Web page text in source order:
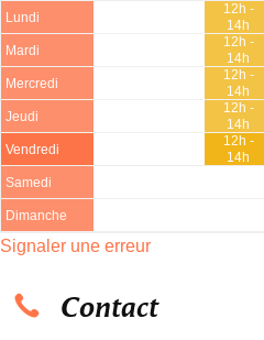
Lundi
12h -
14h
Mardi
12h -
14h
Mercredi
12h -
14h
Jeudi
12h -
14h
Vendredi
12h -
14h
Samedi
Dimanche
Signaler une erreur
Contact